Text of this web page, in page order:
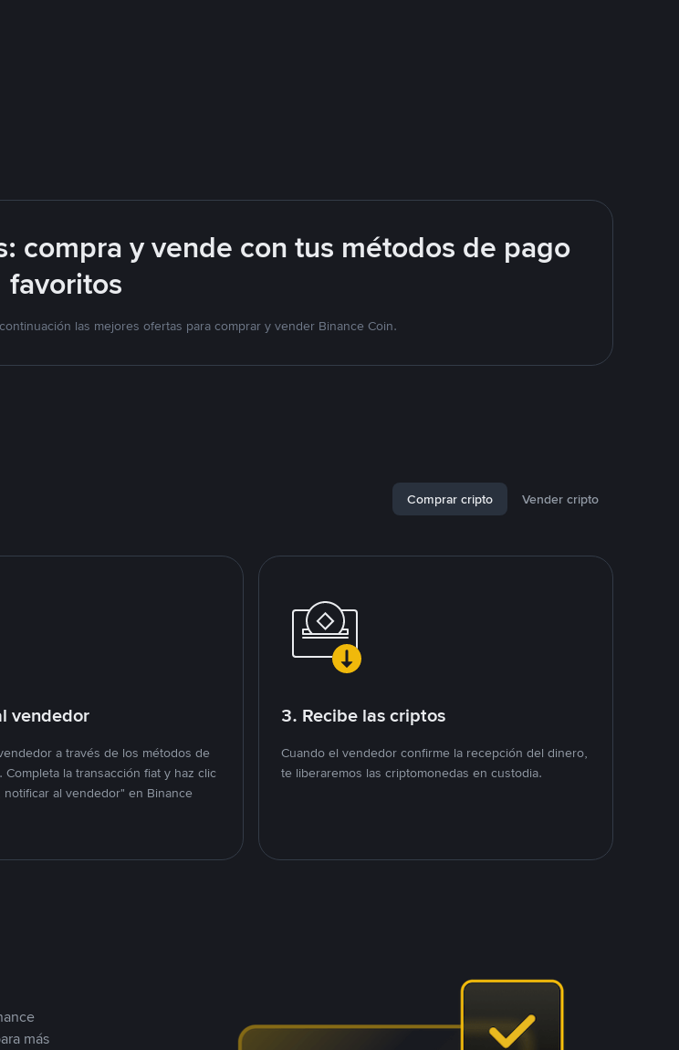
compra y vende con tus métodos de pago
favoritos
las mejores ofertas para comprar y vender Binance Coin.
Comprar cripto Vender cripto
vendedor
a través de los métodos de
Completa la transacción fiat y haz clic
notificar al vendedor" en Binance
3. Recibe las criptos
Cuando el vendedor confirme la recepción del dinero,
te liberaremos las criptomonedas en custodia.
más